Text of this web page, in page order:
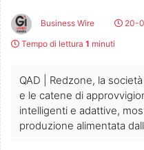
Business Wire
20-
Tempo di lettura 1 minuti
QAD | Redzone, la
e le catene di
intelligenti e adattive,
produzione alimentata